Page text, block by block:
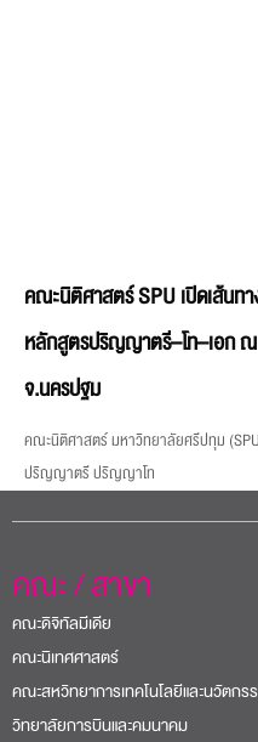
คณะนิติศาสตร์ SPU เปิดเส้นท
หลักสูตรปริญญาตรี–โท–เอก
จ.นครปฐม
คณะนิติศาสตร์ มหาวิทยาลัยศรีปทุม
ปริญญาตรี ปริญญาโท
คณะ / สาขา
คณะดิจิทัลมีเดีย
คณะนิเทศศาสตร์
คณะสหวิทยาการเทคโนโลยีและนวัตกร